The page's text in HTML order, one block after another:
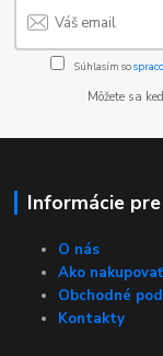
Súhlasím so
Môžete sa
Informácie
O nás
Ako nakupovať
Obchodné
Kontakty